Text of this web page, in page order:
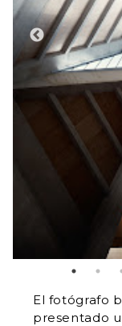
El fotógrafo
presentado